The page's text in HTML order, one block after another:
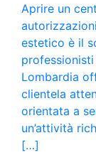
Aprire un
estetico è il
Lombardia
clientela
orientata a
un’attività
[…]